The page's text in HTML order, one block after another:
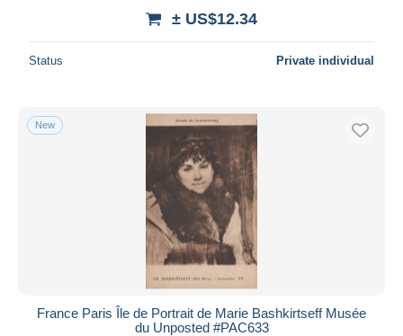
± US$12.34
Status Private individual
New
France Paris Île de Portrait de Marie Bashkirtseff Musée
du Unposted #PAC633